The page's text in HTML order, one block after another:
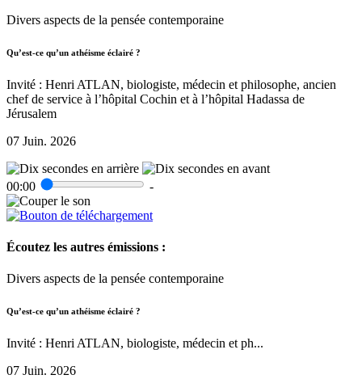
Divers aspects de la pensée contemporaine
Qu’est-ce qu’un athéisme éclairé ?
Invité : Henri ATLAN, biologiste, médecin et philosophe, ancien
chef de service à l’hôpital Cochin et à l’hôpital Hadassa de
Jérusalem
07 Juin. 2026
00:00 -
Écoutez les autres émissions :
Divers aspects de la pensée contemporaine
Qu’est-ce qu’un athéisme éclairé ?
Invité : Henri ATLAN, biologiste, médecin et ph...
07 Juin. 2026